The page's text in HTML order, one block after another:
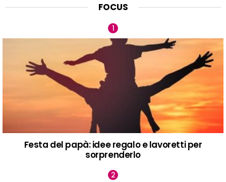
FOCUS
Festa del papà: idee regalo e lavoretti per
sorprenderlo